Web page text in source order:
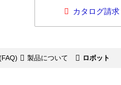
カタログ請求
製品について ロボット